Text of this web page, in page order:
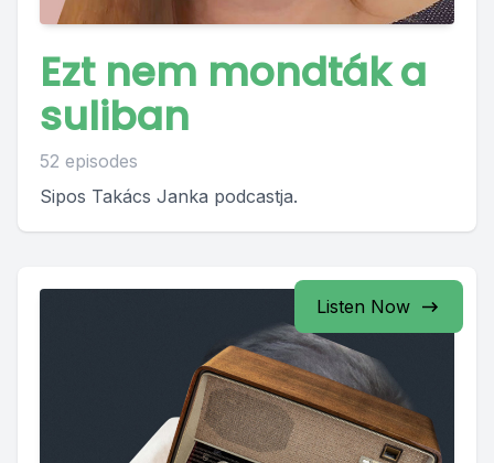
Ezt nem mondták a
suliban
52 episodes
Sipos Takács Janka podcastja.
Listen Now